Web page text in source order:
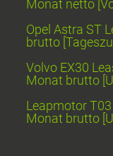
Monat netto
Opel Astra ST
brutto
Volvo EX30
Monat brutto
Leapmotor
Monat brutto